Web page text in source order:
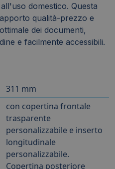
domestico. Questa
qualità-prezzo e
dei documenti,
e facilmente accessibili.
311 mm
con copertina frontale
trasparente
personalizzabile e inserto
longitudinale
personalizzabile.
Copertina posteriore